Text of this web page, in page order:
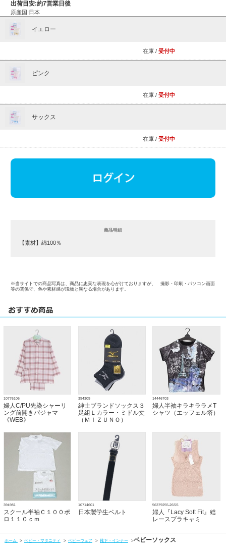
出荷目安:約7営業日後
原産国:日本
イエロー
在庫 / 受付中
ピンク
在庫 / 受付中
サックス
在庫 / 受付中
商品明細
【素材】綿100％
※当サイトでの商品写真は、商品に忠実な表現を心がけておりますが、 撮影・印刷・パソコン画面
等の関係で、色や素材感が現物と異なる場合があります。
10776106
婦人C/PU先染シャーリ
ング前開きパジャマ
《WEB》
394309
紳士ブランドソックス３
足組Ｌカラー・ミドル丈
（ＭＩＺＵＮＯ）
14446703
婦人半袖キラキララメT
シャツ（エッフェル塔）
394981
スクール半袖Ｃ１００ポ
ロ１１０ｃｍ
10714601
日本製学生ベルト
56379255-26SS
婦人『Lacy Soft Fit』総
レースブラキャミ
ホーム > ベビー・マタニティ > ベビーウェア > 靴下・インナー >ベビーソックス